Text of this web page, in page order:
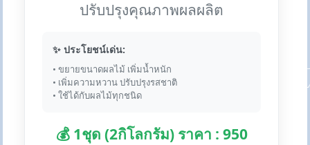
ปรับปรุงคุณภาพผลผลิต
✨ ประโยชน์เด่น:
• ขยายขนาดผลไม้ เพิ่มน้ำหนัก
• เพิ่มความหวาน ปรับปรุงรสชาติ
• ใช้ได้กับผลไม้ทุกชนิด
💰 1ชุด (2กิโลกรัม) ราคา : 950